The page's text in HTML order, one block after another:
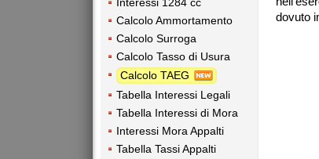
Calcolo Ammortamento
Calcolo Surroga
Calcolo Tasso di Usura
Calcolo TAEG
Tabella Interessi Legali
Tabella Interessi di Mora
Interessi Mora Appalti
Tabella Tassi Appalti
dovuto